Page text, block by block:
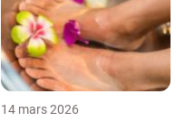
14 mars 2026